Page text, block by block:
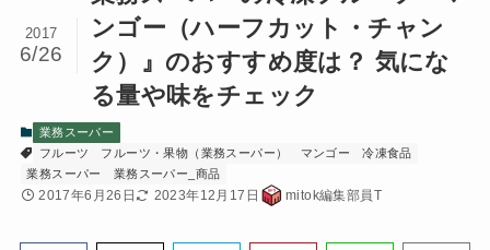
ンゴー（ハーフカット・チャン
ク）』のおすすめ度は？ 気にな
る量や味をチェック
2017
6/26
業務スーパー
フルーツ
フルーツ・果物（業務スーパー） マンゴー
冷凍食品
業務スーパー
業務スーパー_商品
2017年6月26日 2023年12月17日 mitok編集部員T